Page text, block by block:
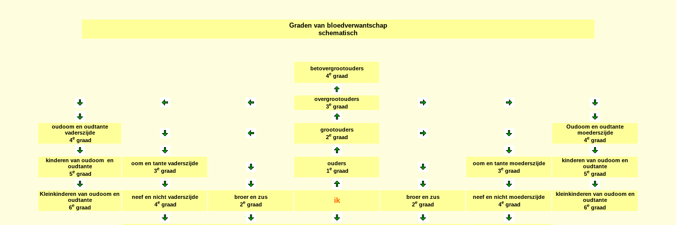
Graden van bloedverwantschap
schematisch
betovergrootouders
4egraad
overgrootouders
3egraad
oudoom en oudtante
vaderszijde
4e graad
grootouders
2egraad
Oudoom en oudtante
moederszijde
4e graad
kinderen van oudoom en
oudtante
5e graad
oom en tante vaderszijde
3egraad
ouders
1e graad
oom en tante moederszijde
3egraad
kinderen van oudoom en
oudtante
5e graad
Kleinkinderen van oudoom en
oudtante
6egraad
neef en nicht vaderszijde
4e graad
broer en zus
2egraad ik
broer en zus
2egraad
neef en nicht moederszijde
4e graad
kleinkinderen van oudoom en
oudtante
6e graad